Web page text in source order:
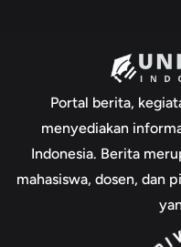
Portal berita,
menyediakan
Indonesia. Berita
mahasiswa, dosen, dan